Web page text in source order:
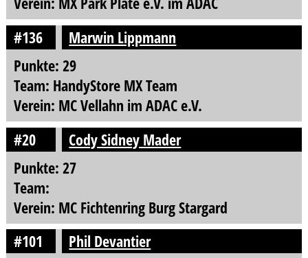
#136
Marwin Lippmann
Punkte: 29
Team: HandyStore MX Team
Verein: MC Vellahn im ADAC e.V.
#20
Cody Sidney Mader
Punkte: 27
Team:
Verein: MC Fichtenring Burg Stargard
#101
Phil Devantier